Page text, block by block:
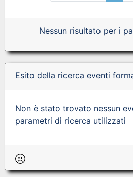
Nessun risultato per i
Esito della ricerca eventi
Non è stato trovato nessun
parametri di ricerca utilizzati